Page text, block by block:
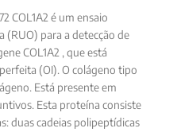
COL1A2 é um ensaio
(RUO) para a detecção de
COL1A2 , que está
(OI). O colágeno tipo
Está presente em
Esta proteína consiste
duas cadeias polipeptídicas